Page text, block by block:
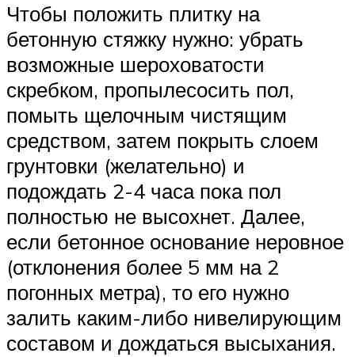
Чтобы положить плитку на
бетонную стяжку нужно: убрать
возможные шероховатости
скребком, пропылесосить пол,
помыть щелочным чистящим
средством, затем покрыть слоем
грунтовки (желательно) и
подождать 2-4 часа пока пол
полностью не высохнет. Далее,
если бетонное основание неровное
(отклонения более 5 мм на 2
погонных метра), то его нужно
залить каким-либо нивелирующим
составом и дождаться высыхания.